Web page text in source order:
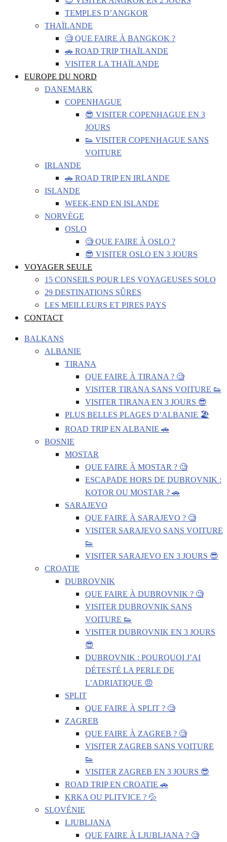
TEMPLES D’ANGKOR
THAÏLANDE
🧐 QUE FAIRE À BANGKOK ?
🚗 ROAD TRIP THAÏLANDE
VISITER LA THAÏLANDE
EUROPE DU NORD
DANEMARK
COPENHAGUE
😎 VISITER COPENHAGUE EN 3
JOURS
👟 VISITER COPENHAGUE SANS
VOITURE
IRLANDE
🚗 ROAD TRIP EN IRLANDE
ISLANDE
WEEK-END EN ISLANDE
NORVÈGE
OSLO
🧐 QUE FAIRE À OSLO ?
😎 VISITER OSLO EN 3 JOURS
VOYAGER SEULE
15 CONSEILS POUR LES VOYAGEUSES SOLO
29 DESTINATIONS SÛRES
LES MEILLEURS ET PIRES PAYS
CONTACT
BALKANS
ALBANIE
TIRANA
QUE FAIRE À TIRANA ? 🧐
VISITER TIRANA SANS VOITURE 👟
VISITER TIRANA EN 3 JOURS 😎
PLUS BELLES PLAGES D’ALBANIE 🏖️
ROAD TRIP EN ALBANIE 🚗
BOSNIE
MOSTAR
QUE FAIRE À MOSTAR ? 🧐
ESCAPADE HORS DE DUBROVNIK :
KOTOR OU MOSTAR ? 🚗
SARAJEVO
QUE FAIRE À SARAJEVO ? 🧐
VISITER SARAJEVO SANS VOITURE
👟
VISITER SARAJEVO EN 3 JOURS 😎
CROATIE
DUBROVNIK
QUE FAIRE À DUBROVNIK ? 🧐
VISITER DUBROVNIK SANS
VOITURE 👟
VISITER DUBROVNIK EN 3 JOURS
😎
DUBROVNIK : POURQUOI J’AI
DÉTESTÉ LA PERLE DE
L’ADRIATIQUE 😠
SPLIT
QUE FAIRE À SPLIT ? 🧐
ZAGREB
QUE FAIRE À ZAGREB ? 🧐
VISITER ZAGREB SANS VOITURE
👟
VISITER ZAGREB EN 3 JOURS 😎
ROAD TRIP EN CROATIE 🚗
KRKA OU PLITVICE ? 💦
SLOVÉNIE
LJUBLJANA
QUE FAIRE À LJUBLJANA ? 🧐